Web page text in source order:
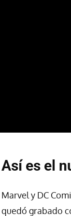
Así es el
Marvel y DC
quedó grabado